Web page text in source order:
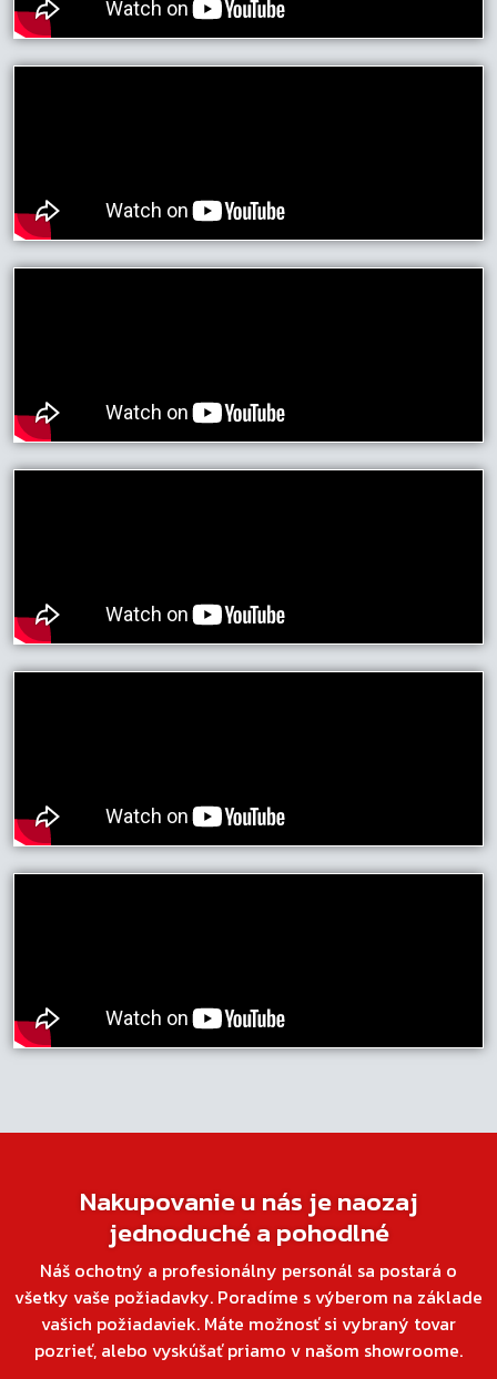
Nakupovanie u nás je naozaj
jednoduché a pohodlné
Náš ochotný a profesionálny personál sa postará o
všetky vaše požiadavky. Poradíme s výberom na základe
vašich požiadaviek. Máte možnosť si vybraný tovar
pozrieť, alebo vyskúšať priamo v našom showroome.